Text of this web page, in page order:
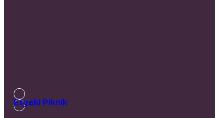
Etyeki Piknik